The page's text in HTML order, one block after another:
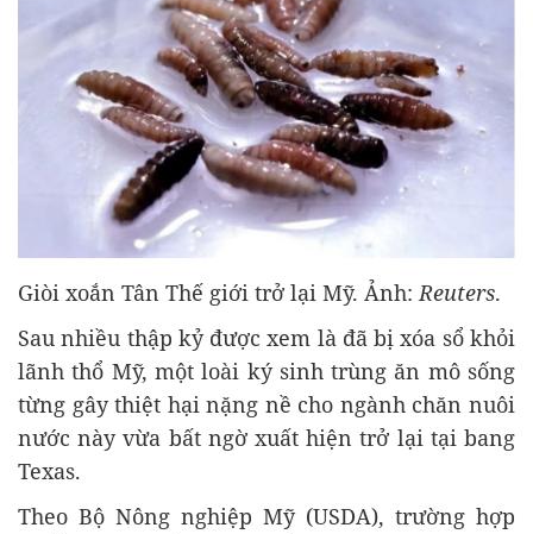
Giòi xoắn Tân Thế giới trở lại Mỹ. Ảnh:Reuters.
Sau nhiều thập kỷ được xem là đã bị xóa sổ khỏi
lãnh thổ Mỹ, một loài ký sinh trùng ăn mô sống
từng gây thiệt hại nặng nề cho ngành chăn nuôi
nước này vừa bất ngờ xuất hiện trở lại tại bang
Texas.
Theo Bộ Nông nghiệp Mỹ (USDA), trường hợp